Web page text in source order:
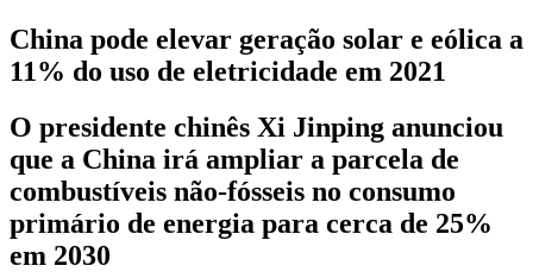
China pode elevar geração solar e eólica a
11% do uso de eletricidade em 2021
O presidente chinês Xi Jinping anunciou
que a China irá ampliar a parcela de
combustíveis não-fósseis no consumo
primário de energia para cerca de 25%
em 2030